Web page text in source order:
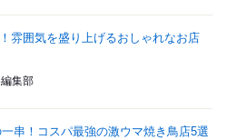
雰囲気を盛り上げるおしゃれなお店
集部
串！コスパ最強の激ウマ焼き鳥店5選